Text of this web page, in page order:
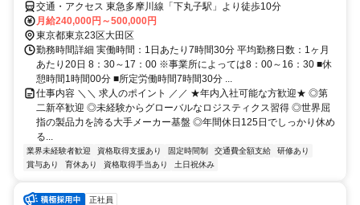
交通・アクセス 東急多摩川線「下丸子駅」より徒歩10分
月給240,000円～500,000円
東京都東京23区大田区
勤務時間詳細 実働時間：1日あたり7時間30分 平均勤務日数：1ヶ月
あたり20日 8：30～17：00 ※事業所によっては8：00～16：30 ■休
憩時間1時間00分 ■所定労働時間7時間30分 ...
仕事内容 ＼＼ 求人のポイント ／／ ★年内入社可能な方歓迎★ ◎第
二新卒歓迎 ◎未経験からグローバルなロジスティクス習得 ◎世界屈
指の製品力を誇る大手メーカー基盤 ◎年間休日125日でしっかり休め
る...
業界未経験者歓迎 資格取得支援あり 固定時間制 交通費全額支給
研修あり
賞与あり
育休あり 資格取得手当あり 土日祝休み
正社員